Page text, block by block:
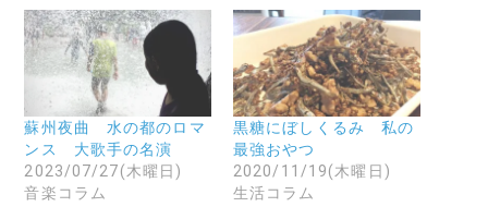
o
o
k
で
共
有
す
る
に
は
ク
リ
ッ
ク
て
友
達
に
ー
で
リ
ン
ク
を
送
て
X
い
ウ
ン
ド
蘇州夜曲 水の都のロマ
ンス 大歌手の名演
2023/07/27(木曜日)
音楽コラム
黒糖にぼしくるみ 私の
最強おやつ
2020/11/19(木曜日)
生活コラム